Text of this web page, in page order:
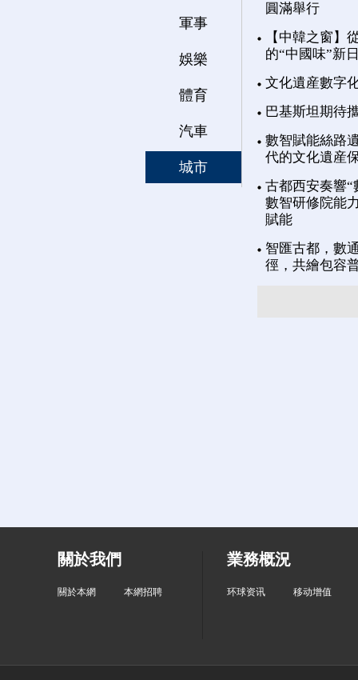
軍事
娛樂
體育
汽車
城市
圓滿舉行
【中韓之窗】
的“中國味”新
文化遺産數字
巴基斯坦期待
數智賦能絲路
代的文化遺産
古都西安奏響“
數智研修院能
賦能
智匯古都，數
徑，共繪包容
關於我們
關於本網 本網招聘
業務概況
环球资讯 移动增值